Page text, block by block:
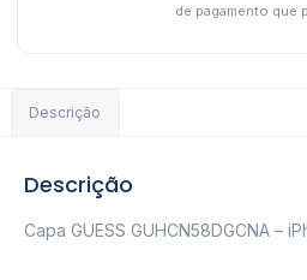
de pagamento que
Descrição
Descrição
Capa GUESS GUHCN58DGCNA –